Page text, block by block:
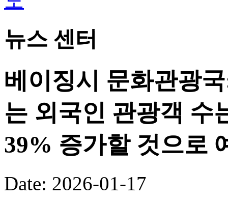
뉴스 센터
베이징시 문화관광
는 외국인 관광객 수
39% 증가할 것으로
Date: 2026-01-17